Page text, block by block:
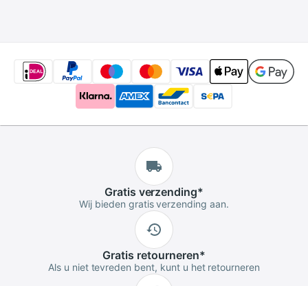
Gratis verzending*
Wij bieden gratis verzending aan.
Gratis retourneren*
Als u niet tevreden bent, kunt u het retourneren